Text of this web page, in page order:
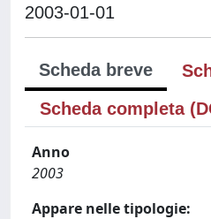
2003-01-01
Scheda breve
Scheda completa
Anno
2003
Appare nelle tipologie: